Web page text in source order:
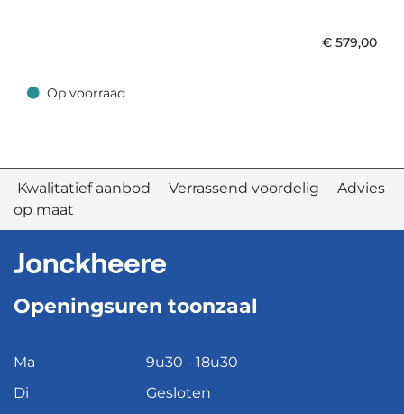
€ 579,00
Op voorraad
Op voorraad
Kwalitatief aanbod Verrassend voordelig Advies
op maat
Openingsuren toonzaal
Ma
9u30 - 18u30
Di
Gesloten